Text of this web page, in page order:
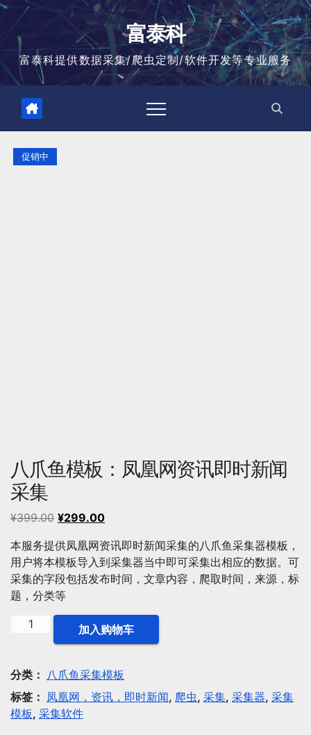
跳
富泰科
富泰科提供数据采集/爬虫定制/软件开发等专业服务
促销中
八爪鱼模板：凤凰网资讯即时新闻
采集
¥399.00 原
为：
¥399.00。
¥299.00当
价
格
为：
本服务提供凤凰网资讯即时新闻采集的八爪鱼采集器模板，
用户将本模板导入到采集器当中即可采集出相应的数据。可
采集的字段包括发布时间，文章内容，爬取时间，来源，标
题，分类等
模
板：
凤
凰
加入购物车
分类： 八爪鱼采集模板
标签： 凤凰网，资讯，即时新闻, 爬虫, 采集, 采集器, 采集
模板, 采集软件